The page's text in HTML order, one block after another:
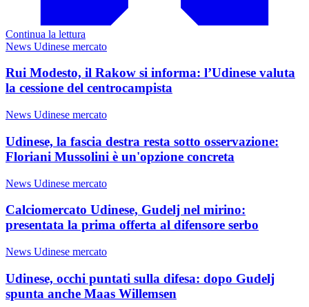
Continua la lettura
News Udinese mercato
Rui Modesto, il Rakow si informa: l’Udinese valuta
la cessione del centrocampista
News Udinese mercato
Udinese, la fascia destra resta sotto osservazione:
Floriani Mussolini è un'opzione concreta
News Udinese mercato
Calciomercato Udinese, Gudelj nel mirino:
presentata la prima offerta al difensore serbo
News Udinese mercato
Udinese, occhi puntati sulla difesa: dopo Gudelj
spunta anche Maas Willemsen